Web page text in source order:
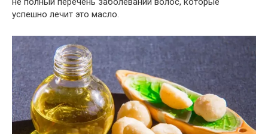
успешно лечит это масло.